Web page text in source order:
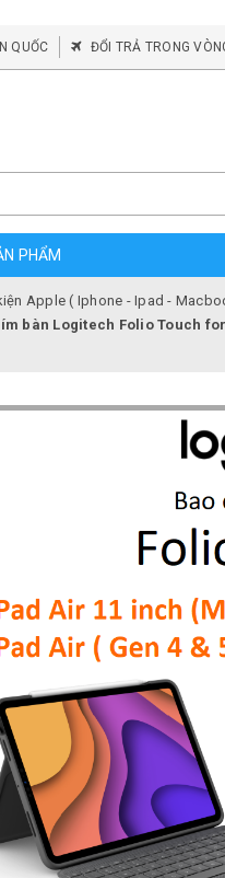
QUỐC ĐỔI TRẢ TRONG
PHẨM
Apple ( Iphone - Ipad -
bàn Logitech Folio Touch